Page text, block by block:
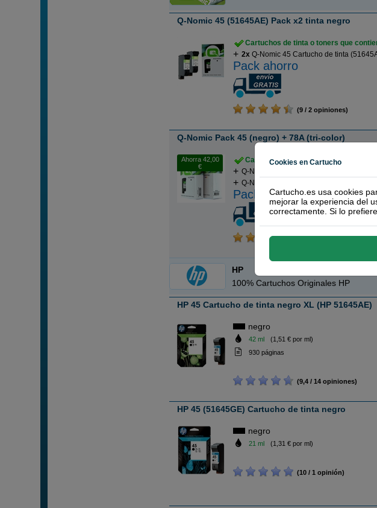
Q-Nomic 45 (51645AE) Pack x2 tinta negro
Cartuchos de tinta o toners que
2xQ-Nomic 45 Cartucho de tinta
Pack ahorro
(9 / 2 opiniones)
Q-Nomic Pack 45 (negro) + 78A (tri-color)
Ahorra 42,00
€
Cartuchos de tinta o toners que
Q-Nomic 45 Cartucho de tinta (51645AE)
Q-Nomic 78 Cartucho de tinta (C6578AE)
Pack ahorro
(9 / 50 opiniones)
HP
100% Cartuchos Originales HP
HP 45 Cartucho de tinta negro XL (HP 51645AE)
negro
42 ml
(1,51 € por ml)
930 páginas
(9,4 / 14 opiniones)
HP 45 (51645GE) Cartucho de tinta negro
negro
21 ml (1,31 € por ml)
(10 / 1 opinión)
Cookies en Cartucho
Cartucho.es usa cookies
mejorar la experiencia del
correctamente. Si lo